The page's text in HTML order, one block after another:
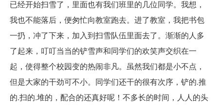
已经开始扫雪了，里面也有我们班里的几位同学。我想，
我也不能落后，便匆忙向教室跑去。进了教室，我把书包
一扔，冲了下来，加入到扫雪队伍里面去了。渐渐的人多
了起来，叮叮当当的铲雪声和同学们的欢笑声交织在一
起，使得整个校园变的热闹非凡。虽然我们都是小不点，
但是大家的干劲可不小。同学们还干的很有次序，铲的.推
的.扫的.堆的，配合的还真好呢！不多长的时间，人人的头